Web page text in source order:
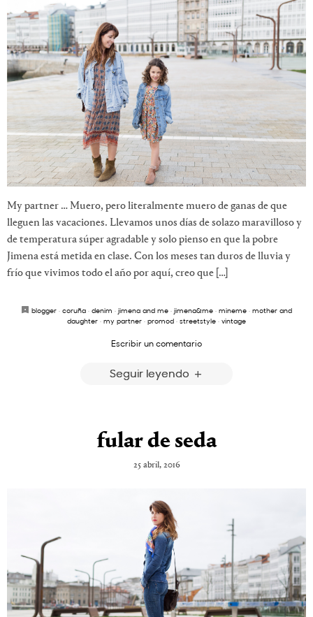
My partner … Muero, pero literalmente muero de ganas de que
lleguen las vacaciones. Llevamos unos días de solazo maravilloso y
de temperatura súper agradable y solo pienso en que la pobre
Jimena está metida en clase. Con los meses tan duros de lluvia y
frío que vivimos todo el año por aquí, creo que […]
blogger · coruña · denim · jimena and me · jimena&me · mineme · mother and
daughter · my partner · promod · streetstyle · vintage
Escribir un comentario
Seguir leyendo
fular de seda
25 abril, 2016